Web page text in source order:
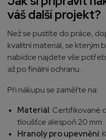
váš další projekt?
Než se pustíte do práce,
kvalitní materiál, se kterým
nabídce najdete vše
až po finální ochranu.
Při nákupu se zaměřte na:
Materiál: Certifikované
tloušťce alespoň 20 mm.
Hranoly pro upevnění: